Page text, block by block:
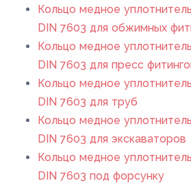
Кольцо медное
DIN 7603 для обжимных
Кольцо медное
DIN 7603 для пресс
Кольцо медное
DIN 7603 для труб
Кольцо медное
DIN 7603 для экскаваторов
Кольцо медное
DIN 7603 под форсунку